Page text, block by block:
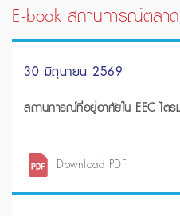
E-book สถานการณ์ตลา
30 มิถุนายน 2569
สถานการณ์ที่อยู่อาศัยใน EEC ไต
Download PDF